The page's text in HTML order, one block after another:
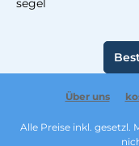
segel
Über uns
Alle Preise inkl. gesetzl.